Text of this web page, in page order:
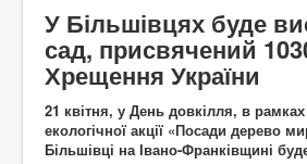
Діячі
Постаті війни
Архітектура
Відео
Події Коли то було
Історична мандрівка
Онлайн трансляції
У Більшівцях буде
сад, присвячений
Хрещення України
21 квітня, у День довкілля, в рамках
екологічної акції «Посади дерево
Більшівці на Івано-Франківщині